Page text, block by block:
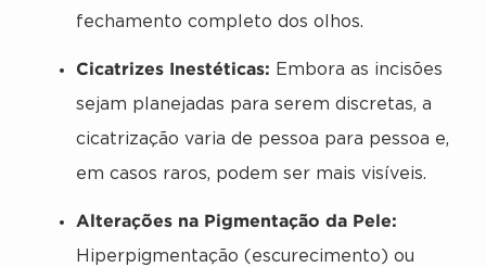
fechamento completo dos olhos.
Cicatrizes Inestéticas: Embora as incisões
sejam planejadas para serem discretas, a
cicatrização varia de pessoa para pessoa e,
em casos raros, podem ser mais visíveis.
Alterações na Pigmentação da Pele:
Hiperpigmentação (escurecimento) ou